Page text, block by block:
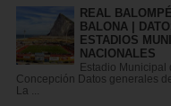
REAL
BALONA |
ESTADIOS
NACIONALES
Estadio Municipal
Concepción Datos generales
La ...